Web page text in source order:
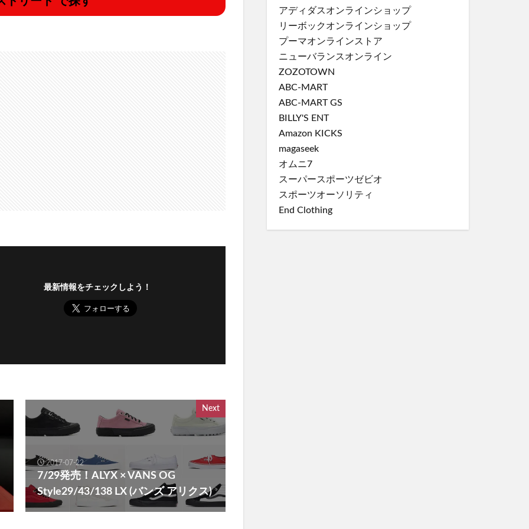
最新情報をチェックしよう！
Next
2017-07-22
7/29発売！ALYX × VANS OG
Style29/43/138 LX (バンズ アリクス)
アディダスオンラインショップ
リーボックオンラインショップ
プーマオンラインストア
ニューバランスオンライン
ZOZOTOWN
ABC-MART
ABC-MART GS
BILLY'S ENT
Amazon KICKS
magaseek
オムニ7
スーパースポーツゼビオ
スポーツオーソリティ
End Clothing